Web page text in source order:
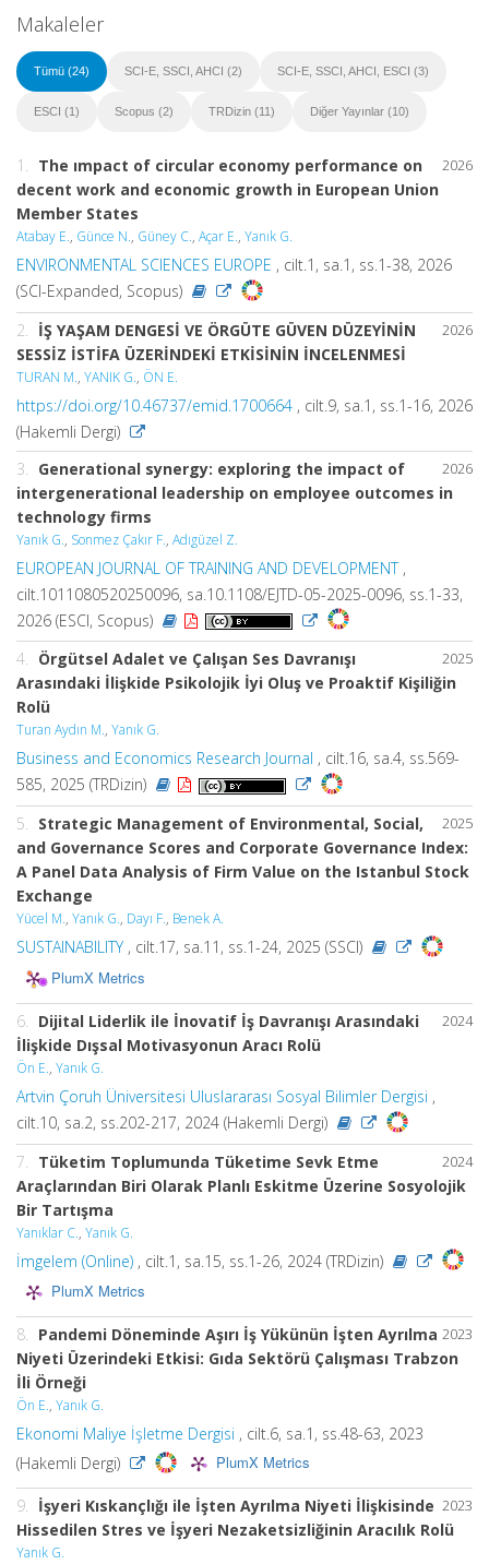
Makaleler
Tümü (24) SCI-E, SSCI, AHCI (2) SCI-E, SSCI, AHCI, ESCI (3)
ESCI (1) Scopus (2) TRDizin (11) Diğer Yayınlar (10)
2026
1. The ımpact of circular economy performance on
decent work and economic growth in European Union
Member States
Atabay E., Günce N., Güney C., Açar E., Yanık G.
ENVIRONMENTAL SCIENCES EUROPE , cilt.1, sa.1, ss.1-38, 2026
(SCI-Expanded, Scopus)
2026
2.
İŞ YAŞAM DENGESİ VE ÖRGÜTE GÜVEN DÜZEYİNİN
SESSİZ İSTİFA ÜZERİNDEKİ ETKİSİNİN İNCELENMESİ
TURAN M., YANIK G., ÖN E.
https://doi.org/10.46737/emid.1700664 , cilt.9, sa.1, ss.1-16, 2026
(Hakemli Dergi)
2026
3.
Generational synergy: exploring the impact of
intergenerational leadership on employee outcomes in
technology firms
Yanık G., Sonmez Çakır F., Adıgüzel Z.
EUROPEAN JOURNAL OF TRAINING AND DEVELOPMENT,
cilt.1011080520250096, sa.10.1108/EJTD-05-2025-0096, ss.1-33,
2026 (ESCI, Scopus)
2025
4. Örgütsel Adalet ve Çalışan Ses Davranışı
Arasındaki İlişkide Psikolojik İyi Oluş ve Proaktif Kişiliğin
Rolü
Turan Aydın M., Yanık G.
Business and Economics Research Journal , cilt.16, sa.4, ss.569-
585, 2025 (TRDizin)
2025
5. Strategic Management of Environmental, Social,
and Governance Scores and Corporate Governance Index:
A Panel Data Analysis of Firm Value on the Istanbul Stock
Exchange
Yücel M., Yanık G., Dayı F., Benek A.
SUSTAINABILITY , cilt.17, sa.11, ss.1-24, 2025 (SSCI)
PlumX Metrics
2024
6. Dijital Liderlik ile İnovatif İş Davranışı Arasındaki
İlişkide Dışsal Motivasyonun Aracı Rolü
Ön E., Yanık G.
Artvin Çoruh Üniversitesi Uluslararası Sosyal Bilimler Dergisi ,
cilt.10, sa.2, ss.202-217, 2024 (Hakemli Dergi)
2024
7.
Tüketim Toplumunda Tüketime Sevk Etme
Araçlarından Biri Olarak Planlı Eskitme Üzerine Sosyolojik
Bir Tartışma
Yanıklar C., Yanık G.
İmgelem (Online) , cilt.1, sa.15, ss.1-26, 2024 (TRDizin)
PlumX Metrics
2023
8. Pandemi Döneminde Aşırı İş Yükünün İşten Ayrılma
Niyeti Üzerindeki Etkisi: Gıda Sektörü Çalışması Trabzon
İli Örneği
Ön E., Yanık G.
Ekonomi Maliye İşletme Dergisi , cilt.6, sa.1, ss.48-63, 2023
(Hakemli Dergi)
PlumX Metrics
2023
9. İşyeri Kıskançlığı ile İşten Ayrılma Niyeti İlişkisinde
Hissedilen Stres ve İşyeri Nezaketsizliğinin Aracılık Rolü
Yanık G.